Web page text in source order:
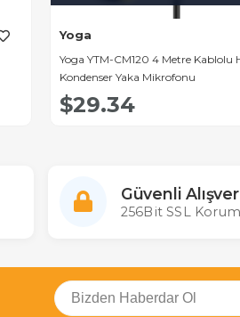
Yoga
Yoga YTM-CM120 4 Metre Kablolu
Kondenser Yaka Mikrofonu
$29.34
Güvenli
256Bit SSL